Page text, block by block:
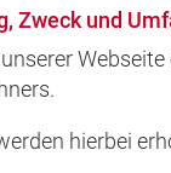
Zweck und
hierbei